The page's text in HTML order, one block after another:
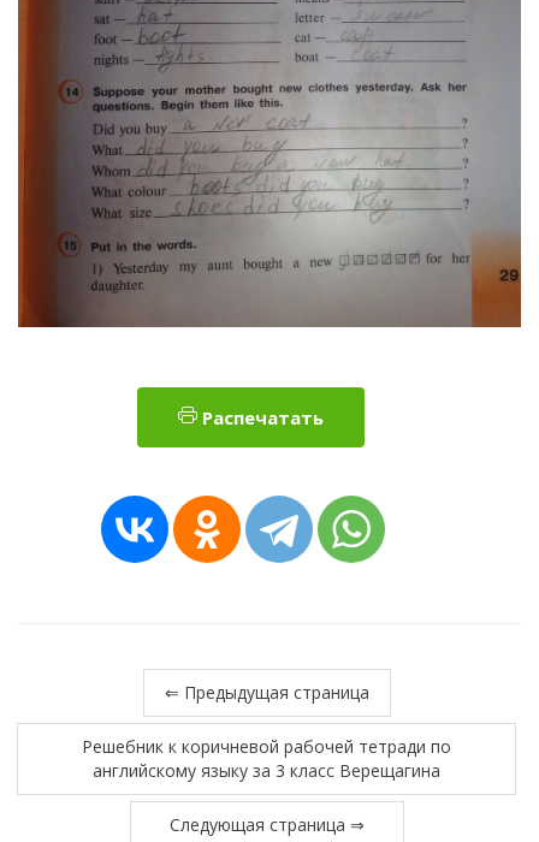
Распечатать
⇐ Предыдущая страница
Решебник к коричневой рабочей тетради по
английскому языку за 3 класс Верещагина
Следующая страница ⇒